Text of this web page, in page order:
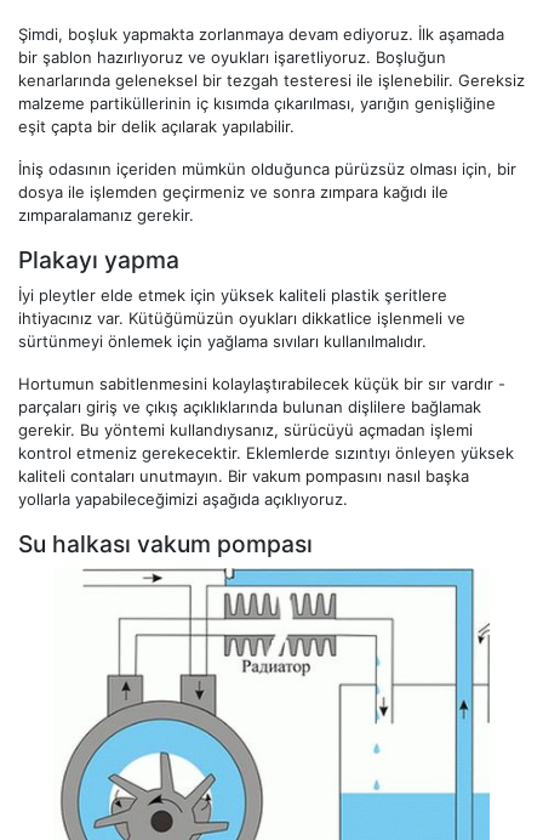
Şimdi, boşluk yapmakta zorlanmaya devam ediyoruz. İlk aşamada
bir şablon hazırlıyoruz ve oyukları işaretliyoruz. Boşluğun
kenarlarında geleneksel bir tezgah testeresi ile işlenebilir. Gereksiz
malzeme partiküllerinin iç kısımda çıkarılması, yarığın genişliğine
eşit çapta bir delik açılarak yapılabilir.
İniş odasının içeriden mümkün olduğunca pürüzsüz olması için, bir
dosya ile işlemden geçirmeniz ve sonra zımpara kağıdı ile
zımparalamanız gerekir.
Plakayı yapma
İyi pleytler elde etmek için yüksek kaliteli plastik şeritlere
ihtiyacınız var. Kütüğümüzün oyukları dikkatlice işlenmeli ve
sürtünmeyi önlemek için yağlama sıvıları kullanılmalıdır.
Hortumun sabitlenmesini kolaylaştırabilecek küçük bir sır vardır -
parçaları giriş ve çıkış açıklıklarında bulunan dişlilere bağlamak
gerekir. Bu yöntemi kullandıysanız, sürücüyü açmadan işlemi
kontrol etmeniz gerekecektir. Eklemlerde sızıntıyı önleyen yüksek
kaliteli contaları unutmayın. Bir vakum pompasını nasıl başka
yollarla yapabileceğimizi aşağıda açıklıyoruz.
Su halkası vakum pompası